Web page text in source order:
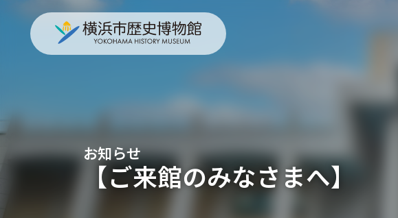
【ご来館のみなさまへ】
お知らせ